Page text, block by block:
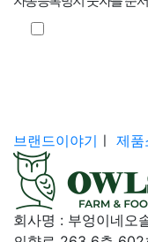
브랜드이야기 ㅣ 제품
회사명 : 부엉이네오